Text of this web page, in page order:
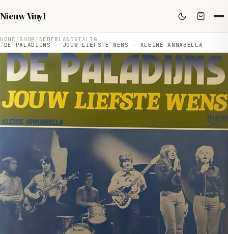
Nieuw Vinyl
HOME SHOP NEDERLANDSTALIG
DE PALADIJNS – JOUW LIEFSTE WENS – KLEINE ANNABELLA